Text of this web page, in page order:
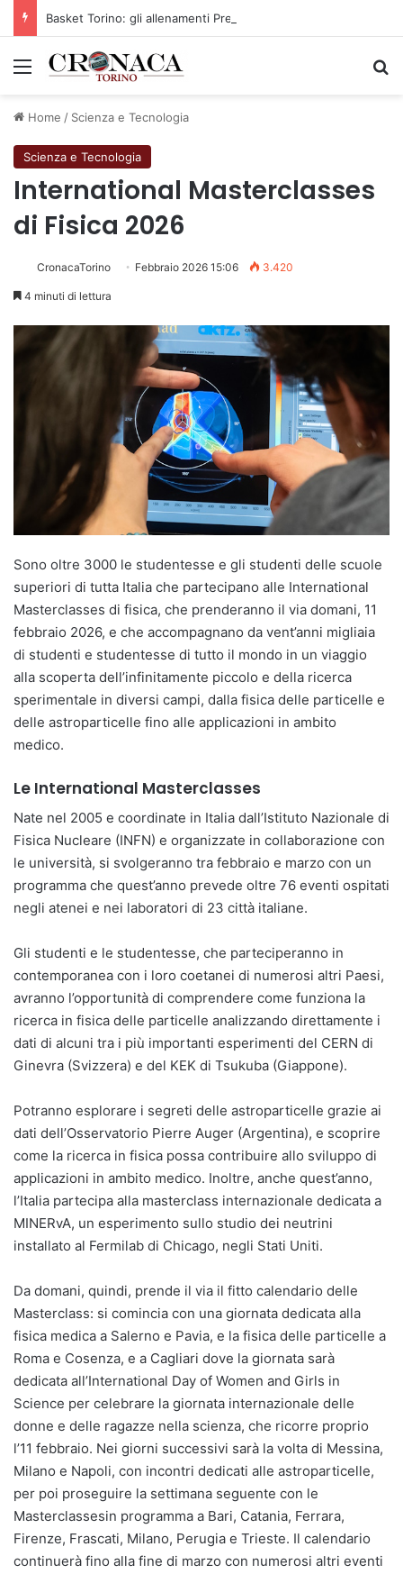
Menu
Home / Scienza e Tecnologia
Scienza e Tecnologia
International Masterclasses
di Fisica 2026
CronacaTorino Febbraio 2026 15:06 3.420
4 minuti di lettura
Sono oltre 3000 le studentesse e gli studenti delle scuole
superiori di tutta Italia che partecipano alle International
Masterclasses di fisica, che prenderanno il via domani, 11
febbraio 2026, e che accompagnano da vent’anni migliaia
di studenti e studentesse di tutto il mondo in un viaggio
alla scoperta dell’infinitamente piccolo e della ricerca
sperimentale in diversi campi, dalla fisica delle particelle e
delle astroparticelle fino alle applicazioni in ambito
medico.
Le International Masterclasses
Nate nel 2005 e coordinate in Italia dall’Istituto Nazionale di
Fisica Nucleare (INFN) e organizzate in collaborazione con
le università, si svolgeranno tra febbraio e marzo con un
programma che quest’anno prevede oltre 76 eventi ospitati
negli atenei e nei laboratori di 23 città italiane.
Gli studenti e le studentesse, che parteciperanno in
contemporanea con i loro coetanei di numerosi altri Paesi,
avranno l’opportunità di comprendere come funziona la
ricerca in fisica delle particelle analizzando direttamente i
dati di alcuni tra i più importanti esperimenti del CERN di
Ginevra (Svizzera) e del KEK di Tsukuba (Giappone).
Potranno esplorare i segreti delle astroparticelle grazie ai
dati dell’Osservatorio Pierre Auger (Argentina), e scoprire
come la ricerca in fisica possa contribuire allo sviluppo di
applicazioni in ambito medico. Inoltre, anche quest’anno,
l’Italia partecipa alla masterclass internazionale dedicata a
MINERvA, un esperimento sullo studio dei neutrini
installato al Fermilab di Chicago, negli Stati Uniti.
Da domani, quindi, prende il via il fitto calendario delle
Masterclass: si comincia con una giornata dedicata alla
fisica medica a Salerno e Pavia, e la fisica delle particelle a
Roma e Cosenza, e a Cagliari dove la giornata sarà
dedicata all’International Day of Women and Girls in
Science per celebrare la giornata internazionale delle
donne e delle ragazze nella scienza, che ricorre proprio
l’11 febbraio. Nei giorni successivi sarà la volta di Messina,
Milano e Napoli, con incontri dedicati alle astroparticelle,
per poi proseguire la settimana seguente con le
Masterclassesin programma a Bari, Catania, Ferrara,
Firenze, Frascati, Milano, Perugia e Trieste. Il calendario
continuerà fino alla fine di marzo con numerosi altri eventi